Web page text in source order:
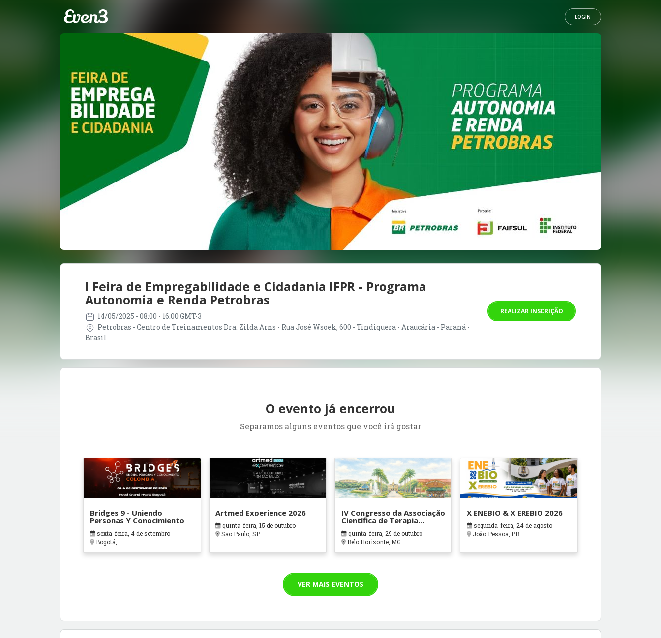
LOGIN
I Feira de Empregabilidade e Cidadania IFPR - Programa
Autonomia e Renda Petrobras
14/05/2025 - 08:00 - 16:00 GMT-3
Petrobras - Centro de Treinamentos Dra. Zilda Arns - Rua José Wsoek, 600 - Tindiquera - Araucária - Paraná -
Brasil
REALIZAR INSCRIÇÃO
O evento já encerrou
Separamos alguns eventos que você irá gostar
Bridges 9 - Uniendo
Personas Y Conocimiento
sexta-feira, 4 de setembro
Bogotá,
Artmed Experience 2026
quinta-feira, 15 de outubro
Sao Paulo, SP
IV Congresso da Associação
Científica de Terapia
Ocupacional em Contextos
Hospitalares e Cuidados
Paliativos - ATOHOSP
quinta-feira, 29 de outubro
Belo Horizonte, MG
X ENEBIO & X EREBIO 2026
segunda-feira, 24 de agosto
João Pessoa, PB
VER MAIS EVENTOS